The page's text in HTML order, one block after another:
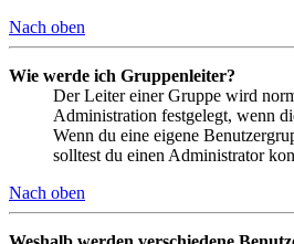
Nach oben
Wie werde ich Gruppenleiter?
Der Leiter einer Gruppe wird
Administration festgelegt, wenn
Wenn du eine eigene
solltest du einen Administrator
Nach oben